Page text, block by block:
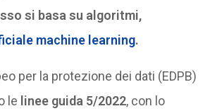
si basa su algoritmi,
machine learning.
per la protezione dei dati (EDPB)
le linee guida 5/2022, con lo